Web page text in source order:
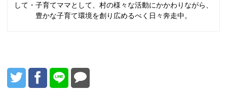
して・子育てママとして、村の様々な活動にかかわりながら、
豊かな子育て環境を創り広めるべく日々奔走中。